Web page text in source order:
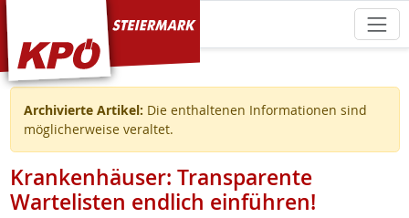
KPÖ Steiermark
Archivierte Artikel: Die enthaltenen Informationen sind
möglicherweise veraltet.
Krankenhäuser: Transparente
Wartelisten endlich einführen!